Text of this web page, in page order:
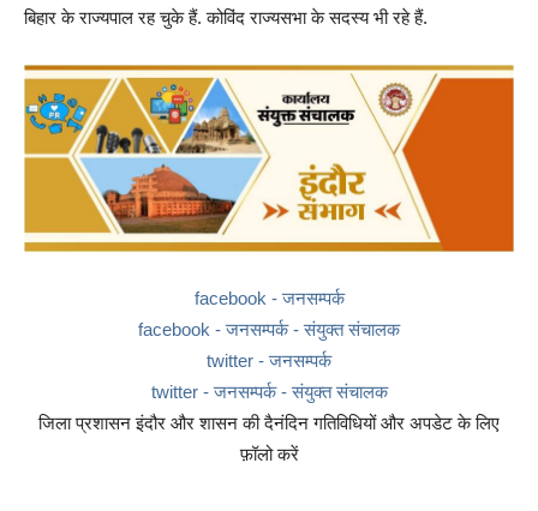
बिहार के राज्यपाल रह चुके हैं. कोविंद राज्यसभा के सदस्य भी रहे हैं.
facebook - जनसम्पर्क
facebook - जनसम्पर्क - संयुक्त संचालक
twitter - जनसम्पर्क
twitter - जनसम्पर्क - संयुक्त संचालक
जिला प्रशासन इंदौर और शासन की दैनंदिन गतिविधियों और अपडेट के लिए
फ़ॉलो करें